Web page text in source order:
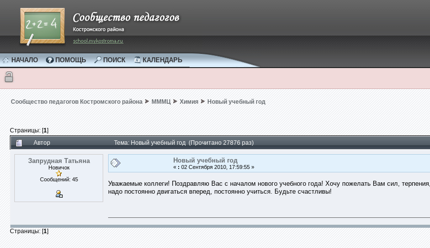
НАЧАЛО ПОМОЩЬ ПОИСК КАЛЕНДАРЬ
Сообщество педагогов Костромского района МММЦ Химия Новый учебный год
Страницы: [1]
Автор Тема: Новый учебный год (Прочитано 27876 раз)
Запрудная Татьяна
Новичок
Сообщений: 45
Новый учебный год
« : 02 Сентября 2010, 17:59:55 »
Уважаемые коллеги! Поздравляю Вас с началом нового учебного года! Хочу пожелать Вам сил,
надо постоянно двигаться вперед, постоянно учиться. Будьте счастливы!
Страницы: [1]